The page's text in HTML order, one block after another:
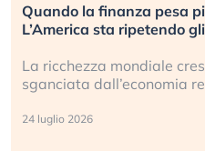
Quando la finanza pesa
L’America sta ripetendo
La ricchezza mondiale
sganciata dall’economia
24 luglio 2026